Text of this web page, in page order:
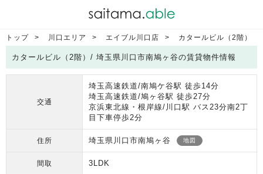
トップ 川口エリア エイブル川口店 カタールビル（2階）
カタールビル（2階）/ 埼玉県川口市南鳩ヶ谷の賃貸物件情報
交通
埼玉高速鉄道/南鳩ケ谷駅 徒歩14分
埼玉高速鉄道/鳩ヶ谷駅 徒歩27分
京浜東北線・根岸線/川口駅 バス23分南2丁
目下車停歩2分
住所 埼玉県川口市南鳩ヶ谷 地図
間取 3LDK